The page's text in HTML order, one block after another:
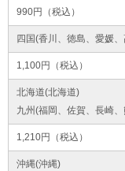
990円（税込）
四国(香川、徳島、愛媛
1,100円（税込）
北海道(北海道)
九州(福岡、佐賀、長崎
1,210円（税込）
沖縄(沖縄)